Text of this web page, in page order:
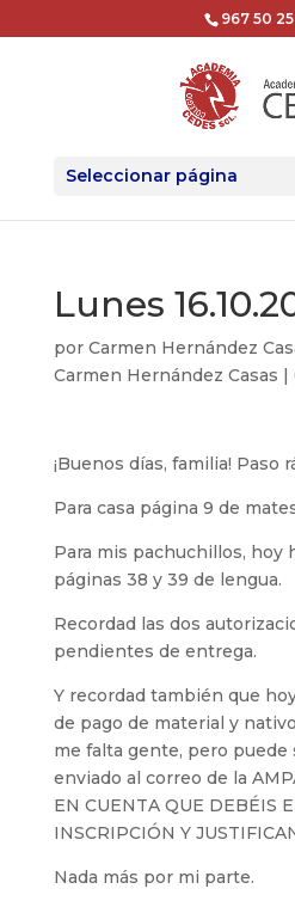
967 50
Seleccionar página
Lunes
por Carmen Hernández
Carmen Hernández Casas |
¡Buenos días, familia! Paso
Para casa página 9 de
Para mis pachuchillos, hoy
páginas 38 y 39 de lengua.
Recordad las dos
pendientes de entrega.
Y recordad también que
de pago de material y
me falta gente, pero puede
enviado al correo de la
EN CUENTA QUE DEBÉIS
INSCRIPCIÓN Y
Nada más por mi parte.